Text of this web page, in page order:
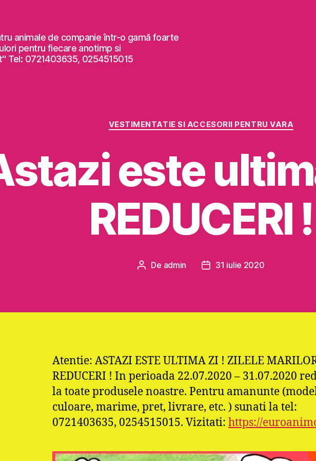
animale de companie într-o gamă foarte
pentru fiecare anotimp si
Tel: 0721403635, 0254515015
Categorii
VESTIMENTATIE SI ACCESORII PENTRU VARA
este
REDUCERI !
Autor
De admin
Dată31 iulie 2020
Atentie: ASTAZI ESTE ULTIMA ZI ! ZILELE
REDUCERI ! In perioada 22.07.2020 – 31.07.2020
la toate produsele noastre. Pentru amanunte
culoare, marime, pret, livrare, etc. ) sunati la tel:
0721403635, 0254515015. Vizitati: https://